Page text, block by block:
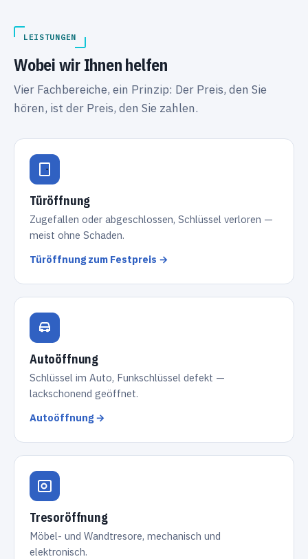
LEISTUNGEN
Wobei wir Ihnen helfen
Vier Fachbereiche, ein Prinzip: Der Preis, den Sie
hören, ist der Preis, den Sie zahlen.
Türöffnung
Zugefallen oder abgeschlossen, Schlüssel verloren —
meist ohne Schaden.
Türöffnung zum Festpreis →
Autoöffnung
Schlüssel im Auto, Funkschlüssel defekt —
lackschonend geöffnet.
Autoöffnung →
Tresoröffnung
Möbel- und Wandtresore, mechanisch und
elektronisch.